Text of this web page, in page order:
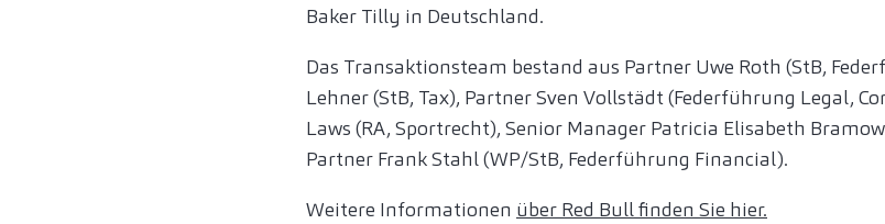
Baker Tilly in Deutschland.
Das Transaktionsteam bestand aus Partner Uwe Roth (StB,
Lehner (StB, Tax), Partner Sven Vollstädt (Federführung Legal,
Laws (RA, Sportrecht), Senior Manager Patricia Elisabeth
Partner Frank Stahl (WP/StB, Federführung Financial).
Weitere Informationen über Red Bull finden Sie hier.